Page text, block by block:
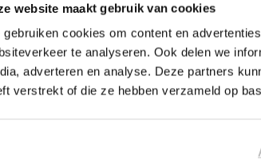
website maakt gebruik van cookies
gebruiken cookies om content en
te analyseren. Ook delen we
adverteren en analyse. Deze partners
verstrekt of die ze hebben verzameld op
150mm korrel 120